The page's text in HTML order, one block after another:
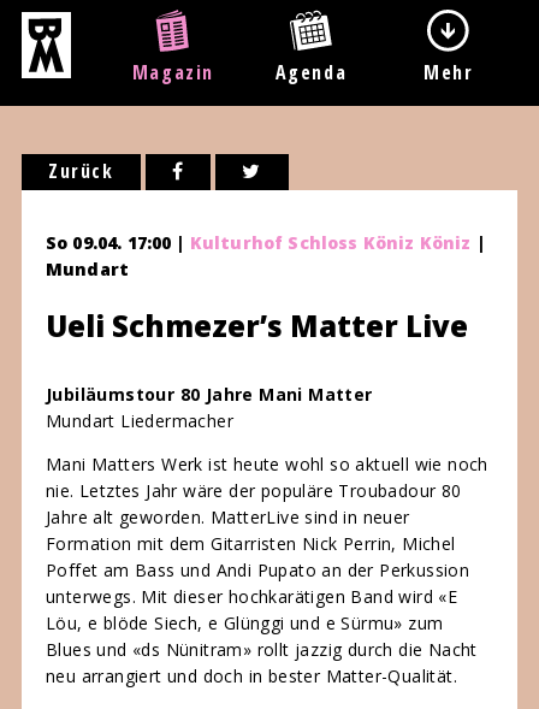
Magazin Agenda Mehr
Zurück
So 09.04. 17:00 | Kulturhof Schloss Köniz Köniz |
Mundart
Ueli Schmezer’s Matter Live
Jubiläumstour 80 Jahre Mani Matter
Mundart Liedermacher
Mani Matters Werk ist heute wohl so aktuell wie noch
nie. Letztes Jahr wäre der populäre Troubadour 80
Jahre alt geworden. MatterLive sind in neuer
Formation mit dem Gitarristen Nick Perrin, Michel
Poffet am Bass und Andi Pupato an der Perkussion
unterwegs. Mit dieser hochkarätigen Band wird «E
Löu, e blöde Siech, e Glünggi und e Sürmu» zum
Blues und «ds Nünitram» rollt jazzig durch die Nacht
neu arrangiert und doch in bester Matter-Qualität.